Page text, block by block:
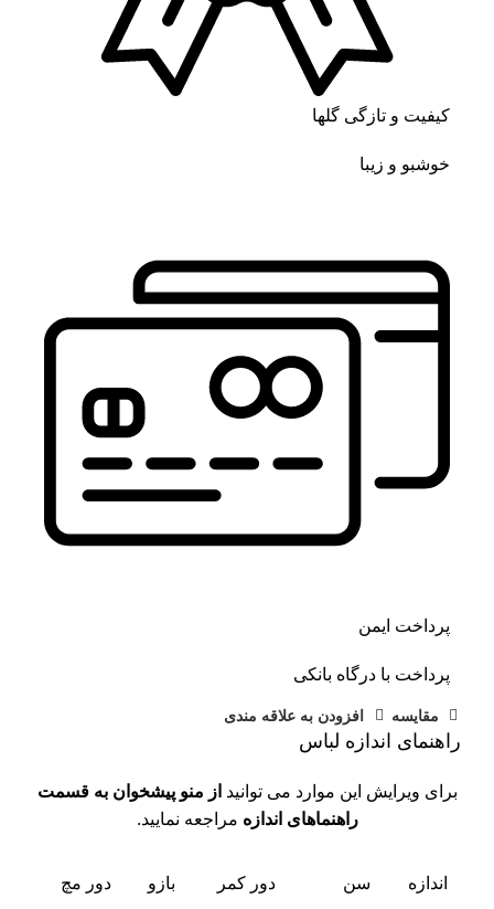
کیفیت و تازگی گلها
خوشبو و زیبا
پرداخت ایمن
پرداخت با درگاه بانکی
مقايسه افزودن به علاقه مندی
راهنمای اندازه لباس
برای ویرایش این موارد می توانید از منو پیشخوان به قسمت
راهنماهای اندازه مراجعه نمایید.
اندازه سن دور کمر بازو دور مچ